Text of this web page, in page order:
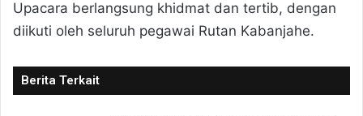
Upacara berlangsung khidmat dan tertib, dengan
diikuti oleh seluruh pegawai Rutan Kabanjahe.
Berita Terkait